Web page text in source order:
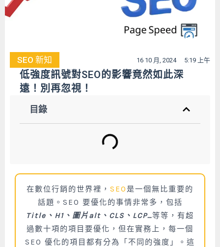
SEO 新知 16 10 月, 2024 5:19 上午
低強度訊號對SEO的影響竟然如此深
遠！別再忽視！
目錄
在數位行銷的世界裡， SEO 是一個無比重要的
話題。 SEO 要優化的事情非常多，包括
Title、H1、圖片alt、CLS、LCP…等等，有超
過數十項的項目要優化，但在實務上，每一個
SEO 優化的項目都有分為「不同的強度」。 這